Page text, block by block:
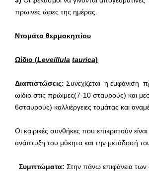
πρωινές ώρες της ημέρας.
Ντομάτα θερμοκηπίου
Ωίδιο (Leveillula taurica)
Διαπιστώσεις: Συνεχίζεται η εμφάνιση
ωίδιο στις πρώιμες(7-10 σταυρούς) και
6σταυρούς) καλλιέργειες τομάτας και
Οι καιρικές συνθήκες που επικρατούν
ανάπτυξη του μύκητα και την μετάδοσή
Συμπτώματα: Στην πάνω επιφάνεια των